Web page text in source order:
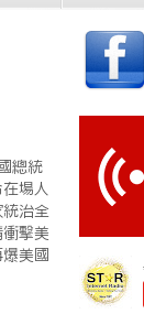
總統
場人
治全
擊美
美國